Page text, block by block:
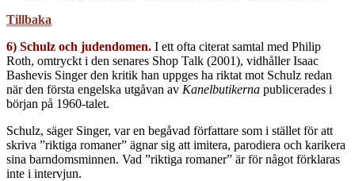
Tillbaka
6) Schulz och judendomen. I ett ofta citerat samtal med Philip
Roth, omtryckt i den senares Shop Talk (2001), vidhåller Isaac
Bashevis Singer den kritik han uppges ha riktat mot Schulz redan
när den första engelska utgåvan av Kanelbutikerna publicerades i
början på 1960-talet.
Schulz, säger Singer, var en begåvad författare som i stället för att
skriva ”riktiga romaner” ägnar sig att imitera, parodiera och karikera
sina barndomsminnen. Vad ”riktiga romaner” är för något förklaras
inte i intervjun.